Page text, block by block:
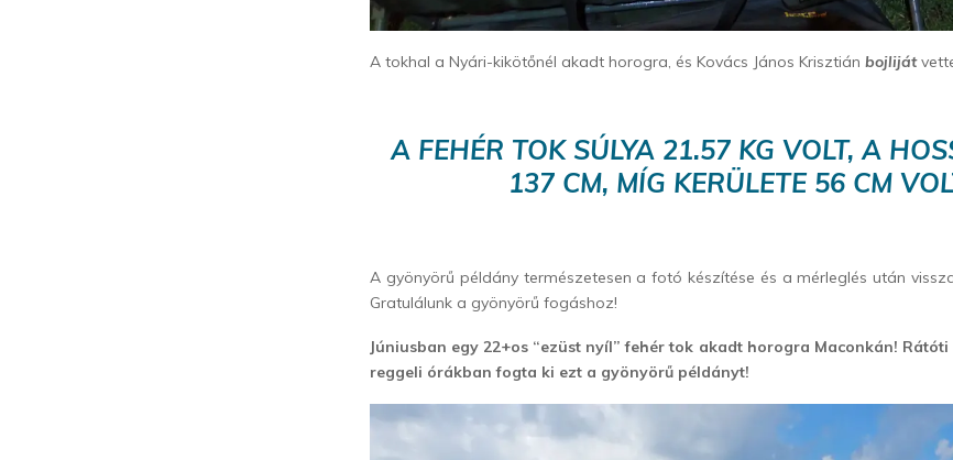
A tokhal a Nyári-kikötőnél akadt horogra, és Kovács János Krisztiánbojliját
A FEHÉR TOK SÚLYA 21.57 KG VOLT, A
137 CM, MÍG KERÜLETE 56 CM
A gyönyörű példány természetesen a fotó készítése és a mérleglés után
Gratulálunk a gyönyörű fogáshoz!
Júniusban egy 22+os “ezüst nyíl” fehér tok akadt horogra Maconkán!
reggeli órákban fogta ki ezt a gyönyörű példányt!